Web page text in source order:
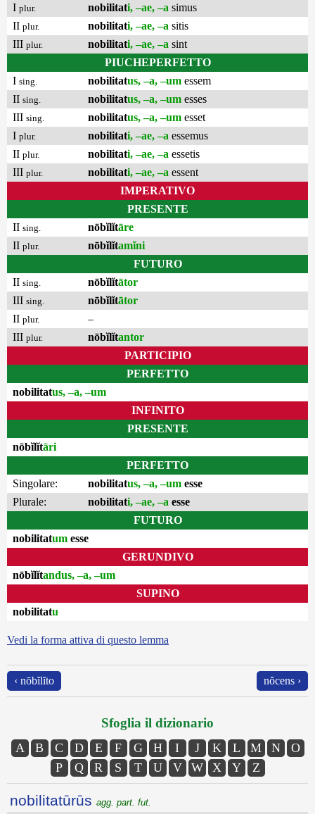
I plur. nobilitati, –ae, –a simus
II plur. nobilitati, –ae, –a sitis
III plur. nobilitati, –ae, –a sint
PIUCHEPERFETTO
I sing. nobilitatus, –a, –um essem
II sing. nobilitatus, –a, –um esses
III sing. nobilitatus, –a, –um esset
I plur. nobilitati, –ae, –a essemus
II plur. nobilitati, –ae, –a essetis
III plur. nobilitati, –ae, –a essent
IMPERATIVO
PRESENTE
II sing. nōbĭlĭtāre
II plur. nōbĭlĭtamĭni
FUTURO
II sing. nōbĭlĭtātor
III sing. nōbĭlĭtātor
II plur.
–
III plur. nōbĭlĭtantor
PARTICIPIO
PERFETTO
nobilitatus, –a, –um
INFINITO
PRESENTE
nōbĭlĭtāri
PERFETTO
Singolare:
nobilitatus, –a, –um esse
Plurale:
nobilitati, –ae, –a esse
FUTURO
nobilitatum esse
GERUNDIVO
nōbĭlĭtandus, –a, –um
SUPINO
nobilitatu
Vedi la forma attiva di questo lemma
‹ nōbĭlĭto nŏcens ›
Sfoglia il dizionario
A B C D E F G H I J K L M N
O
P
Q R S T U V W X Y Z
nobilitatūrūs agg. part. fut.